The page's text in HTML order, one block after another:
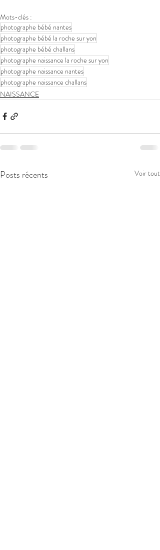
Mots-clés :
photographe bébé nantes
photographe bébé la roche sur yon
photographe bébé challans
photographe naissance la roche sur yon
photographe naissance nantes
photographe naissance challans
NAISSANCE
Posts récents Voir tout